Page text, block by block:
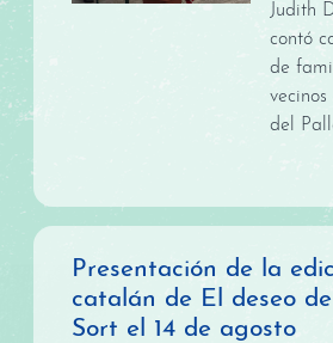
Judith
contó
de
del
Presentación de la
catalán de El deseo
Sort el 14 de agosto